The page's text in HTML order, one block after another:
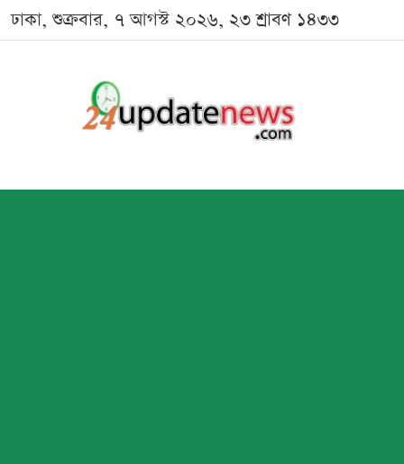
ঢাকা, শুক্রবার, ৭ আগস্ট ২০২৬, ২৩ শ্রাবণ ১৪৩৩